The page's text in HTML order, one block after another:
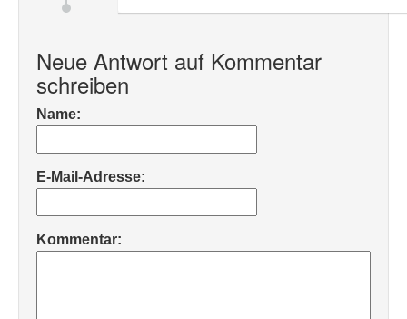
Neue Antwort auf Kommentar
schreiben
Name:
E-Mail-Adresse:
Kommentar: